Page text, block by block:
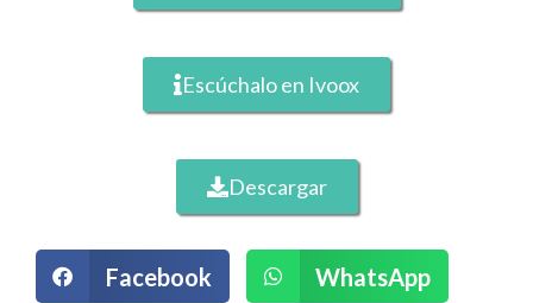
Escúchalo en Ivoox
Descargar
Facebook WhatsApp